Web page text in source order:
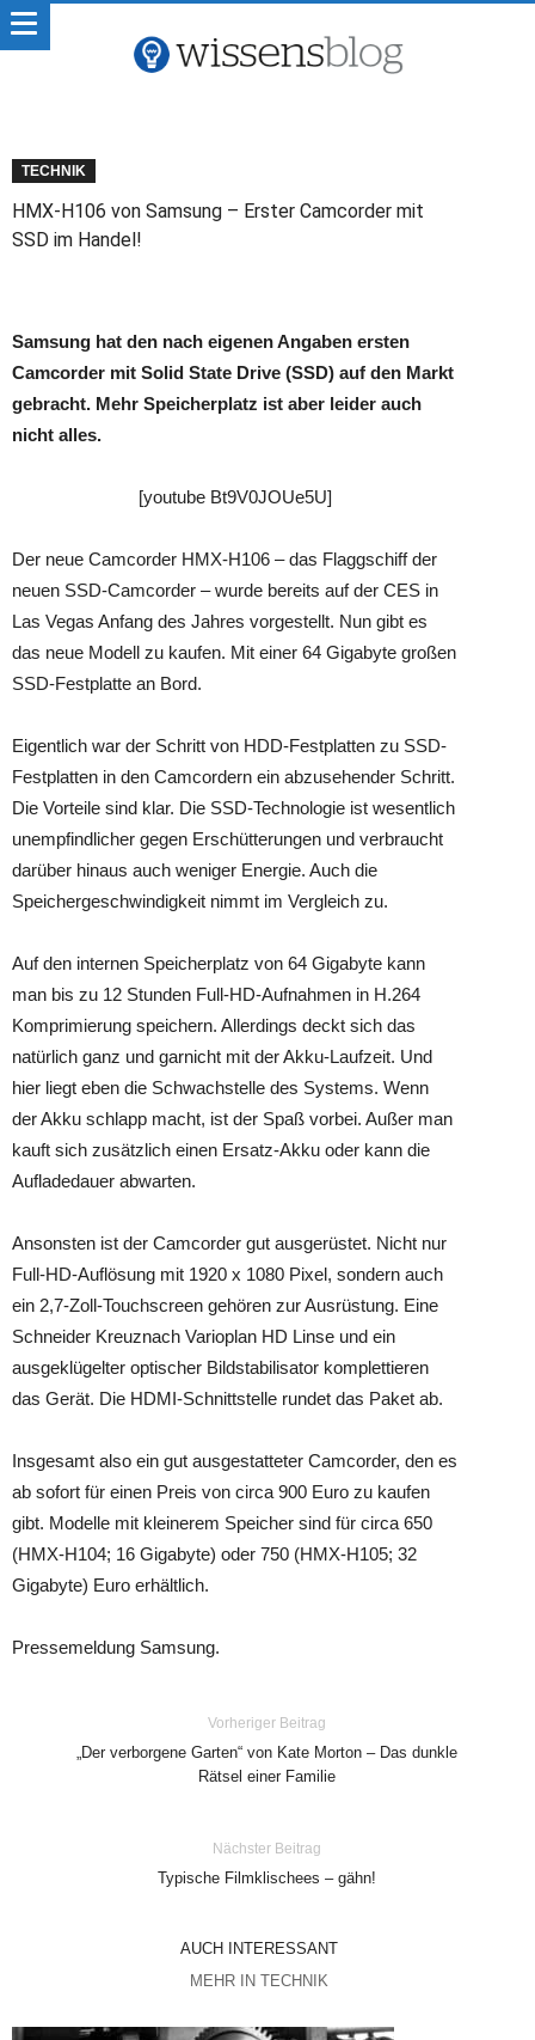
TECHNIK
HMX-H106 von Samsung – Erster Camcorder mit
SSD im Handel!
Samsung hat den nach eigenen Angaben ersten
Camcorder mit Solid State Drive (SSD) auf den Markt
gebracht. Mehr Speicherplatz ist aber leider auch
nicht alles.
[youtube Bt9V0JOUe5U]
Der neue Camcorder HMX-H106 – das Flaggschiff der
neuen SSD-Camcorder – wurde bereits auf der CES in
Las Vegas Anfang des Jahres vorgestellt. Nun gibt es
das neue Modell zu kaufen. Mit einer 64 Gigabyte großen
SSD-Festplatte an Bord.
Eigentlich war der Schritt von HDD-Festplatten zu SSD-
Festplatten in den Camcordern ein abzusehender Schritt.
Die Vorteile sind klar. Die SSD-Technologie ist wesentlich
unempfindlicher gegen Erschütterungen und verbraucht
darüber hinaus auch weniger Energie. Auch die
Speichergeschwindigkeit nimmt im Vergleich zu.
Auf den internen Speicherplatz von 64 Gigabyte kann
man bis zu 12 Stunden Full-HD-Aufnahmen in H.264
Komprimierung speichern. Allerdings deckt sich das
natürlich ganz und garnicht mit der Akku-Laufzeit. Und
hier liegt eben die Schwachstelle des Systems. Wenn
der Akku schlapp macht, ist der Spaß vorbei. Außer man
kauft sich zusätzlich einen Ersatz-Akku oder kann die
Aufladedauer abwarten.
Ansonsten ist der Camcorder gut ausgerüstet. Nicht nur
Full-HD-Auflösung mit 1920 x 1080 Pixel, sondern auch
ein 2,7-Zoll-Touchscreen gehören zur Ausrüstung. Eine
Schneider Kreuznach Varioplan HD Linse und ein
ausgeklügelter optischer Bildstabilisator komplettieren
das Gerät. Die HDMI-Schnittstelle rundet das Paket ab.
Insgesamt also ein gut ausgestatteter Camcorder, den es
ab sofort für einen Preis von circa 900 Euro zu kaufen
gibt. Modelle mit kleinerem Speicher sind für circa 650
(HMX-H104; 16 Gigabyte) oder 750 (HMX-H105; 32
Gigabyte) Euro erhältlich.
Pressemeldung Samsung.
Vorheriger Beitrag
„Der verborgene Garten“ von Kate Morton – Das dunkle
Rätsel einer Familie
Nächster Beitrag
Typische Filmklischees – gähn!
AUCH INTERESSANT
MEHR IN TECHNIK